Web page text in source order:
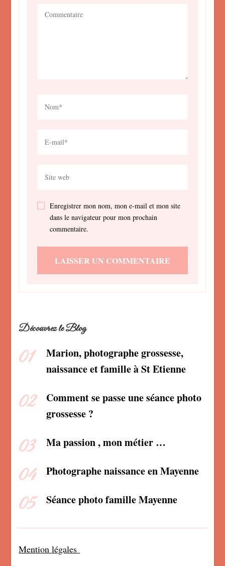
Enregistrer mon nom, mon e-mail et mon site
dans le navigateur pour mon prochain
commentaire.
Découvrez le Blog
Marion, photographe grossesse,
naissance et famille à St Etienne
Comment se passe une séance photo
grossesse ?
Ma passion , mon métier …
Photographe naissance en Mayenne
Séance photo famille Mayenne
Mention légales